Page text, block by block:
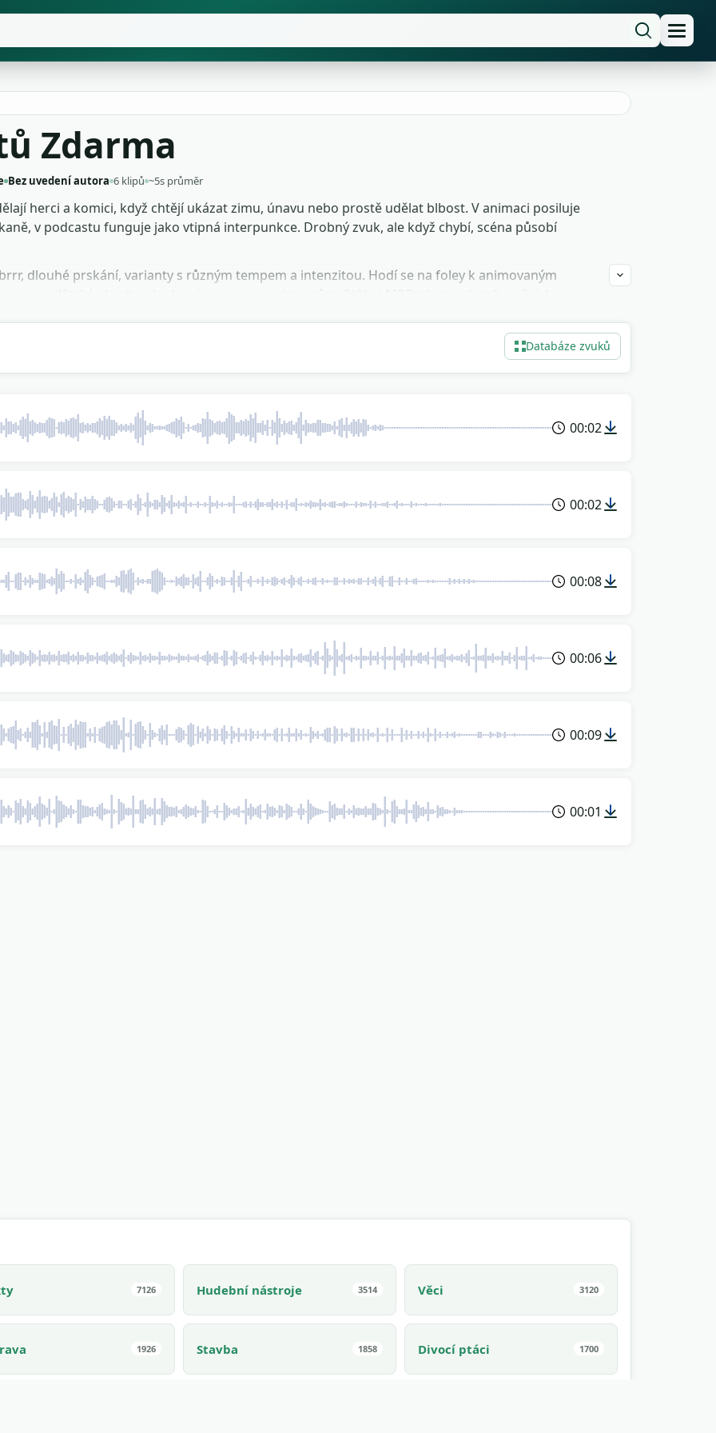
Zdarma
Bez uvedení autora 6 klipů ~5s průměr
herci a komici, když chtějí ukázat zimu, únavu nebo prostě udělat blbost. V animaci posiluje
v podcastu funguje jako vtipná interpunkce. Drobný zvuk, ale když chybí, scéna působí
dlouhé prskání, varianty s různým tempem a intenzitou. Hodí se na foley k animovaným
Databáze zvuků
00:02
00:02
00:08
00:06
00:09
00:01
7126 Hudební nástroje 3514 Věci 3120
1926 Stavba 1858 Divocí ptáci 1700